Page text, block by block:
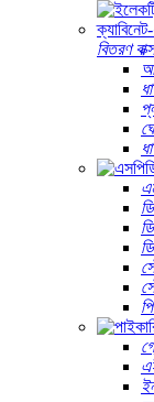
বিতরণ বাক্স